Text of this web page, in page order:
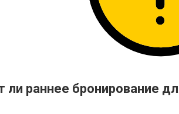
ли раннее бронирование